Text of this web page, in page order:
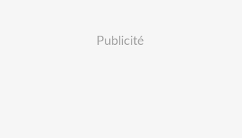
Publicité